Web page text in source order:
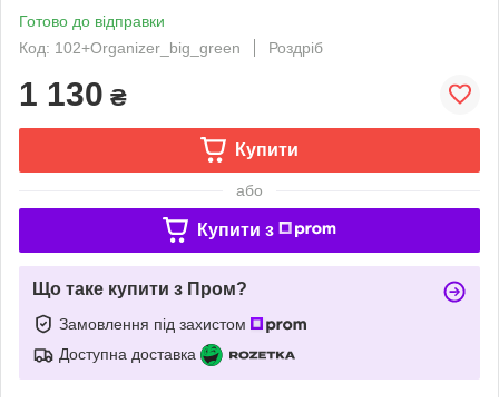
Готово до відправки
Код: 102+Organizer_big_green
Роздріб
1 130 ₴
Купити
або
Купити з
Що таке купити з Пром?
Замовлення під захистом
Доступна доставка